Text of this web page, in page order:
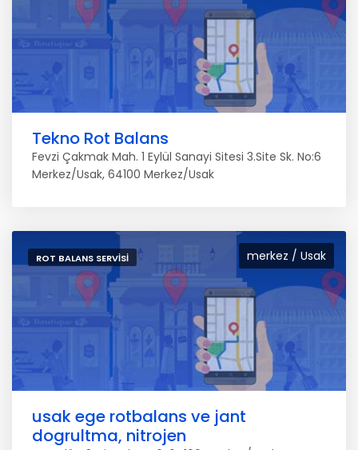
Tekno Rot Balans
Fevzi Çakmak Mah. 1 Eylül Sanayi Sitesi 3.Site Sk. No:6
Merkez/Usak, 64100 Merkez/Usak
merkez / Usak
ROT BALANS SERVISI
usak ege rotbalans ve jant
dogrultma, nitrojen